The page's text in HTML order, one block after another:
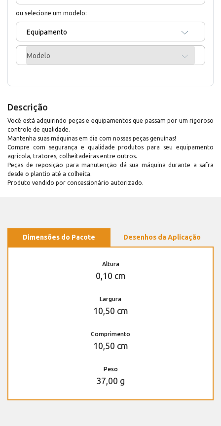
ou selecione um modelo:
Equipamento
Modelo
Descrição
Você está adquirindo peças e equipamentos que passam por um rigoroso
controle de qualidade.
Mantenha suas máquinas em dia com nossas peças genuínas!
Compre com segurança e qualidade produtos para seu equipamento
agrícola, tratores, colheitadeiras entre outros.
Peças de reposição para manutenção dá sua máquina durante a safra
desde o plantio até a colheita.
Produto vendido por concessionário autorizado.
Dimensões do Pacote Desenhos da Aplicação
Altura
0,10 cm
Largura
10,50 cm
Comprimento
10,50 cm
Peso
37,00 g